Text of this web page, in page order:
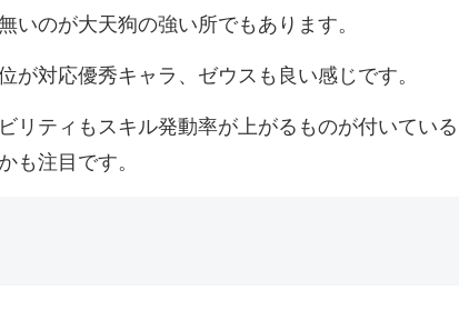
いのが大天狗の強い所でもあります。
対応優秀キャラ、ゼウスも良い感じです。
リティもスキル発動率が上がるものが付いている
も注目です。